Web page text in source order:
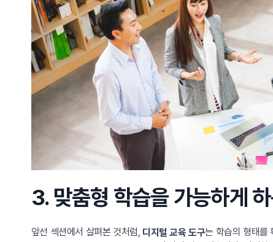
3. 맞춤형 학습을 가능하게
앞선 섹션에서 살펴본 것처럼, 디지털 교육 도구는 학습의 형태를